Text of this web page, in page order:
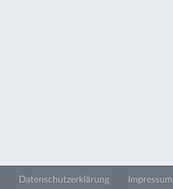
Datenschutzerklärung Impressum